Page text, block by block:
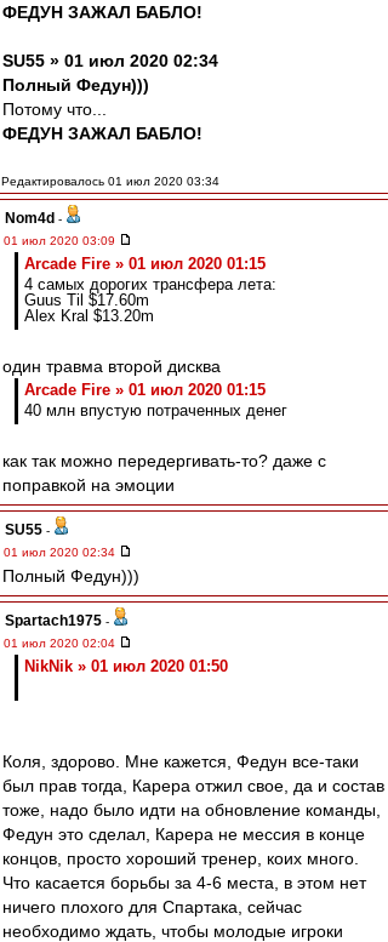
ФЕДУН ЗАЖАЛ БАБЛО!
SU55 » 01 июл 2020 02:34
Полный Федун)))
Потому что...
ФЕДУН ЗАЖАЛ БАБЛО!
Редактировалось 01 июл 2020 03:34
Nom4d -
01 июл 2020 03:09
Arcade Fire » 01 июл 2020 01:15
4 самых дорогих трансфера лета:
Guus Til $17.60m
Alex Kral $13.20m
один травма второй дисква
Arcade Fire » 01 июл 2020 01:15
40 млн впустую потраченных денег
как так можно передергивать-то? даже с
поправкой на эмоции
SU55 -
01 июл 2020 02:34
Полный Федун)))
Spartach1975 -
01 июл 2020 02:04
NikNik » 01 июл 2020 01:50
Коля, здорово. Мне кажется, Федун все-таки
был прав тогда, Карера отжил свое, да и состав
тоже, надо было идти на обновление команды,
Федун это сделал, Карера не мессия в конце
концов, просто хороший тренер, коих много.
Что касается борьбы за 4-6 места, в этом нет
ничего плохого для Спартака, сейчас
необходимо ждать, чтобы молодые игроки